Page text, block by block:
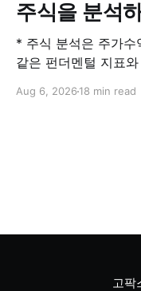
주식을 분석
* 주식 분석은 주가수
같은 펀더멘털 지표
는지, 저평가됐는지
Aug 6, 2026 18 min read
고팍